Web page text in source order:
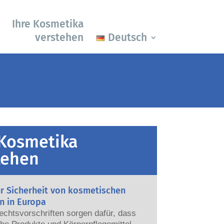
Ihre Kosmetika
verstehen
Deutsch
Sicherheit von kosmetischen
in Europa
sorgen dafür, dass